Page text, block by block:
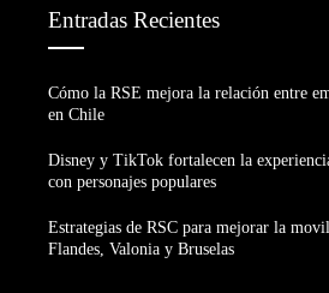
Entradas Recientes
Cómo la RSE mejora la relación entre
en Chile
Disney y TikTok fortalecen la
con personajes populares
Estrategias de RSC para mejorar la
Flandes, Valonia y Bruselas